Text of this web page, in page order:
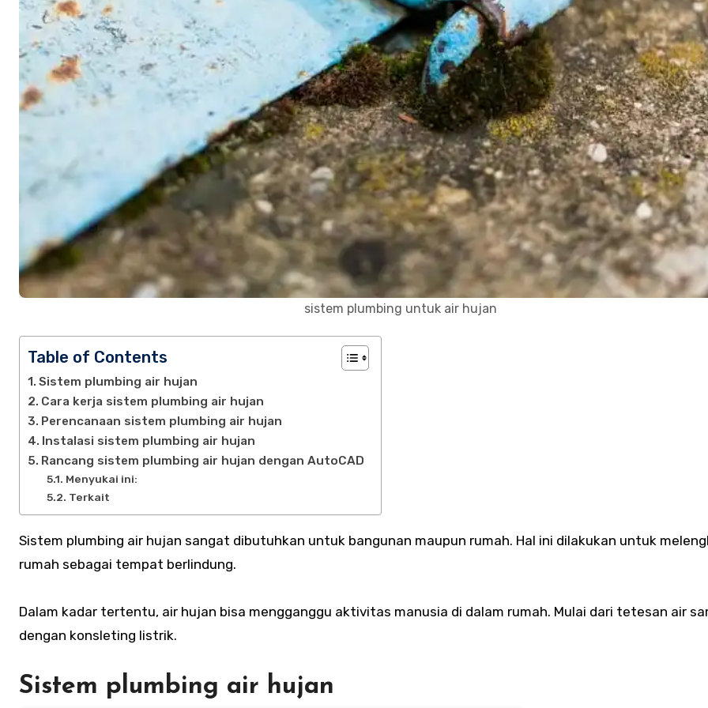
sistem plumbing untuk air hujan
Table of Contents
Sistem plumbing air hujan
Cara kerja sistem plumbing air hujan
Perencanaan sistem plumbing air hujan
Instalasi sistem plumbing air hujan
Rancang sistem plumbing air hujan dengan AutoCAD
Menyukai ini:
Terkait
Sistem plumbing air hujan sangat dibutuhkan untuk bangunan maupun rumah. Hal ini dilakukan untuk melengkapi fungsi
rumah sebagai tempat berlindung.
Dalam kadar tertentu, air hujan bisa mengganggu aktivitas manusia di dalam rumah. Mulai dari tetesan air
dengan konsleting listrik.
Sistem plumbing air hujan